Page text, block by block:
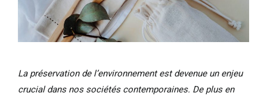
La préservation de l’environnement est devenue un enjeu
crucial dans nos sociétés contemporaines. De plus en